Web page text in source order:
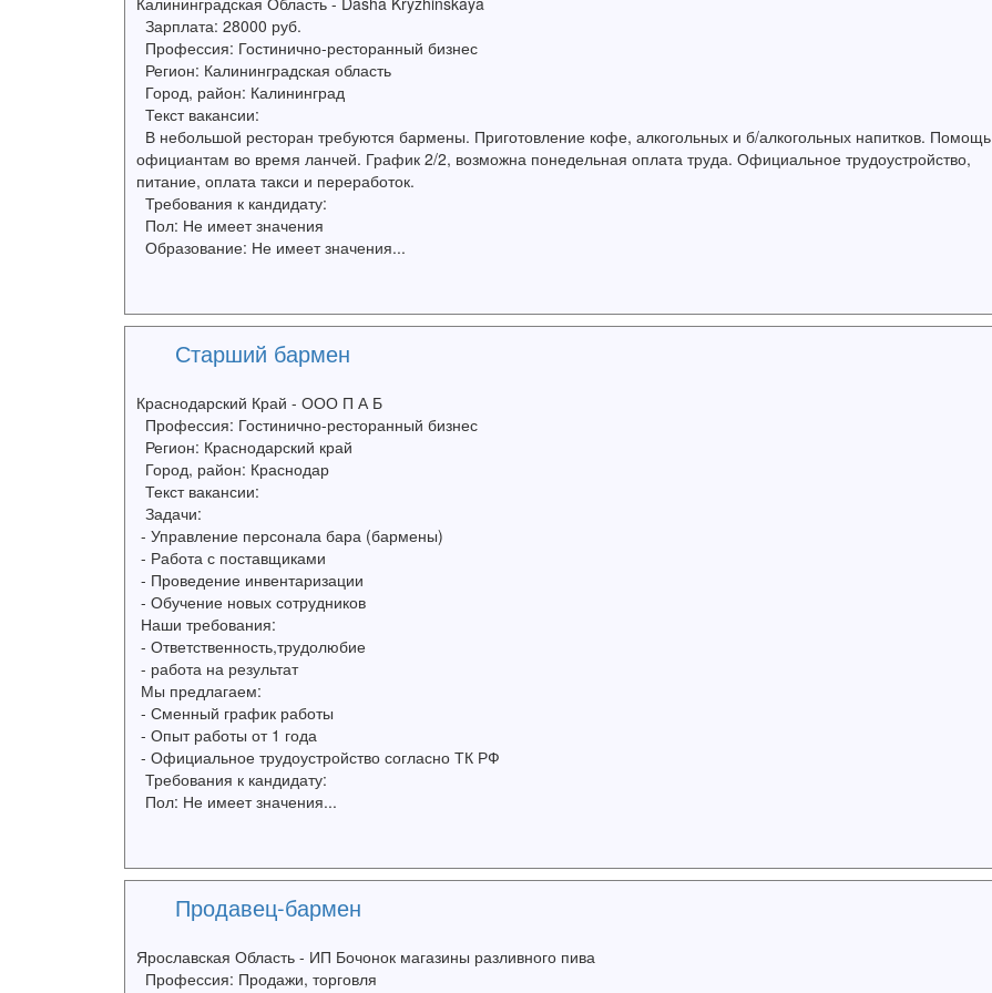
Зарплата: 28000 руб.
Профессия: Гостинично-ресторанный бизнес
Регион: Калининградская область
Город, район: Калининград
Текст вакансии:
В небольшой ресторан требуются бармены. Приготовление кофе, алкогольных и б/алкогольных напитков. Помощь
официантам во время ланчей. График 2/2, возможна понедельная оплата труда. Официальное трудоустройство,
питание, оплата такси и переработок.
Требования к кандидату:
Пол: Не имеет значения
Образование: Не имеет значения...
Старший бармен
Краснодарский Край - ООО П А Б
Профессия: Гостинично-ресторанный бизнес
Регион: Краснодарский край
Город, район: Краснодар
Текст вакансии:
Задачи:
- Управление персонала бара (бармены)
- Работа с поставщиками
- Проведение инвентаризации
- Обучение новых сотрудников
Наши требования:
- Ответственность,трудолюбие
- работа на результат
Мы предлагаем:
- Сменный график работы
- Опыт работы от 1 года
- Официальное трудоустройство согласно ТК РФ
Требования к кандидату:
Пол: Не имеет значения...
Продавец-бармен
Ярославская Область - ИП Бочонок магазины разливного пива
Профессия: Продажи, торговля